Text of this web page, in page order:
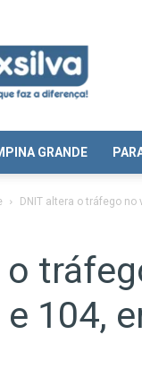
GRANDE
DNIT altera o tráfego
o
104,